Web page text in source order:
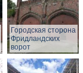
Городская сторона
Фридландских
ворот